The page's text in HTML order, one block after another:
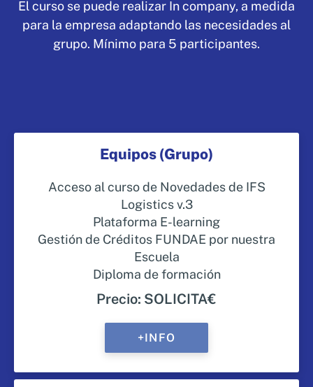
El curso se puede realizar In company, a medida
para la empresa adaptando las necesidades al
grupo. Mínimo para 5 participantes.
Equipos (Grupo)
Acceso al curso de Novedades de IFS
Logistics v.3
Plataforma E-learning
Gestión de Créditos FUNDAE por nuestra
Escuela
Diploma de formación
Precio: SOLICITA€
+INFO